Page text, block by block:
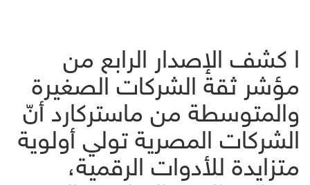
ا كشف الإصدار الرابع من
مؤشر ثقة الشركات الصغيرة
والمتوسطة من ماستركارد أنّ
الشركات المصرية تولي أولوية
متزايدة للأدوات الرقمية،